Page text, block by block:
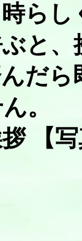
ら
と
だ
。
【